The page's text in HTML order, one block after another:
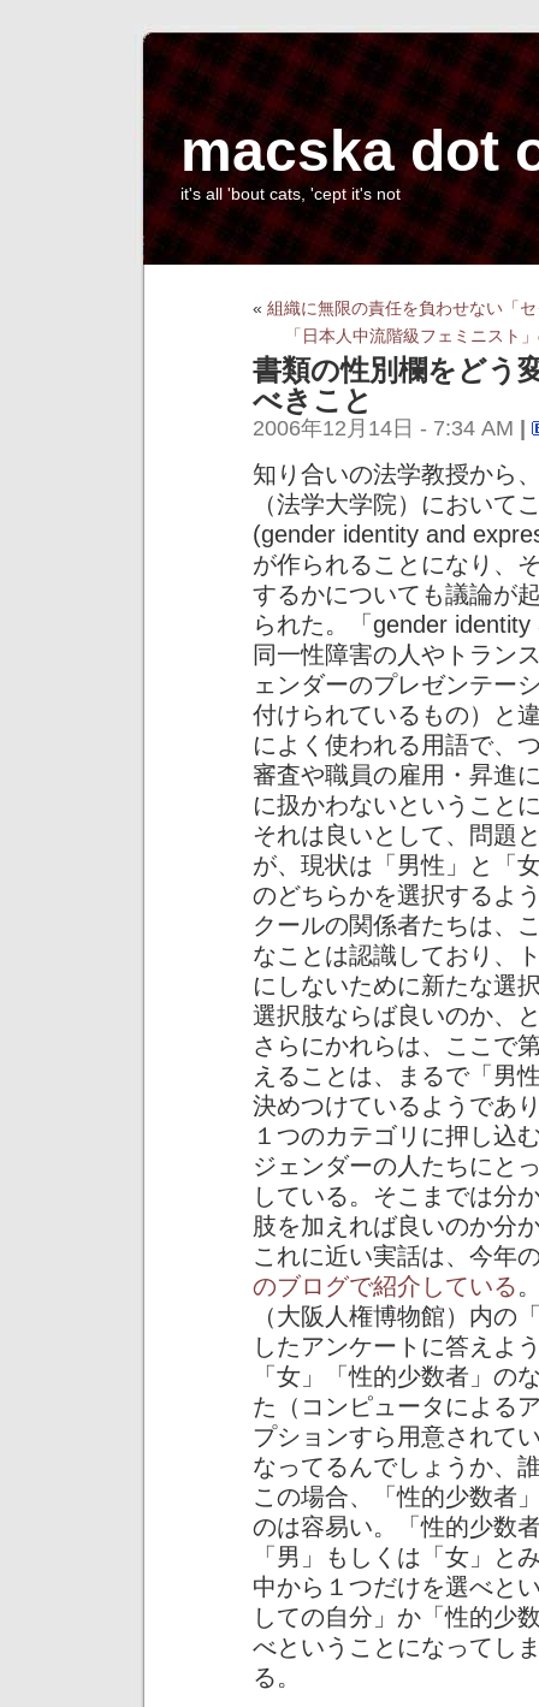
macska dot
it's all 'bout cats, 'cept it's not
« 組織に無限の責任を負わせない「
「日本人中流階級フェミニスト
書類の性別欄をどう
べきこと
2006年12月14日 - 7:34 AM
知り合いの法学教授から
（法学大学院）において
(gender identity and
が作られることになり、
するかについても議論が
られた。「gender
同一性障害の人やトラン
ェンダーのプレゼンテー
付けられているもの）と
によく使われる用語で、
審査や職員の雇用・昇進
に扱かわないということ
それは良いとして、問題
が、現状は「男性」と「
のどちらかを選択するよ
クールの関係者たちは、
なことは認識しており、
にしないために新たな選
選択肢ならば良いのか、
さらにかれらは、ここで
えることは、まるで「男
決めつけているようであ
１つのカテゴリに押し込
ジェンダーの人たちにと
している。そこまでは分
肢を加えれば良いのか分
これに近い実話は、今年
のブログで紹介している
（大阪人権博物館）内の
したアンケートに答えよ
「女」「性的少数者」の
た（コンピュータによる
プションすら用意されて
なってるんでしょうか、
この場合、「性的少数者
のは容易い。「性的少数
「男」もしくは「女」と
中から１つだけを選べと
しての自分」か「性的少
べということになってし
る。